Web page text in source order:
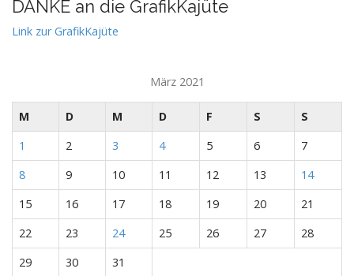
DANKE an die GrafikKajüte
Link zur GrafikKajüte
März 2021
M D M D F S
S
1
2 3 4 5 6
7
8
9 10 11 12 13
14
15
16 17 18 19 20
21
22
23 24 25 26 27
28
29
30
31